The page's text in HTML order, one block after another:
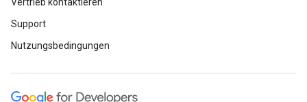
Support
Nutzungsbedingungen